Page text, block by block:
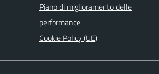
Piano di miglioramento delle
performance
Cookie Policy (UE)